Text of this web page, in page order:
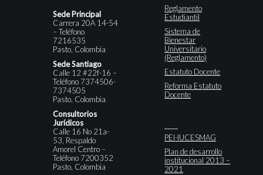
Sede Principal
Carrera 20A 14-54
– Teléfono
7216535
Pasto, Colombia
Sede Santiago
Calle 12 #22f-16 –
Teléfono 7374506-
7374505
Pasto, Colombia
Consultorios
Jurídicos
Calle 16 No 21a-
53, Respaldo
Amorel Centro –
Teléfono 7200352
Pasto, Colombia
Reglamento
Estudiantil
Sistema de
Bienestar
Universitario
(Reglamento)
Estatuto Docente
Reforma Estatuto
Docente
PEI-IUCESMAG
Plan de desarrollo
institucional 2013 –
2021